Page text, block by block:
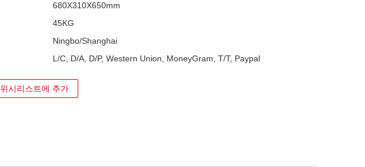
680X310X650mm
45KG
Ningbo/Shanghai
L/C, D/A, D/P, Western Union, MoneyGram, T/T, Paypal
위시리스트에 추가